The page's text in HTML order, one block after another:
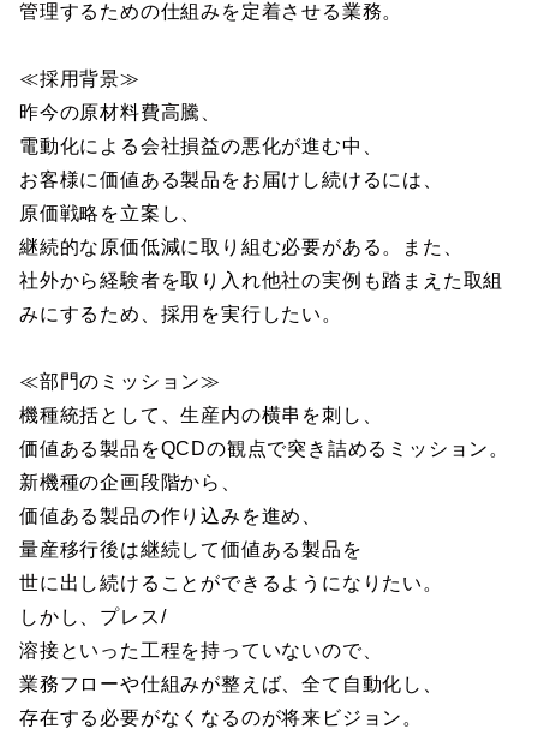
管理するための仕組みを定着させる業務。
≪採用背景≫
昨今の原材料費高騰、
電動化による会社損益の悪化が進む中、
お客様に価値ある製品をお届けし続けるには、
原価戦略を立案し、
継続的な原価低減に取り組む必要がある。また、
社外から経験者を取り入れ他社の実例も踏まえた取組
みにするため、採用を実行したい。
≪部門のミッション≫
機種統括として、生産内の横串を刺し、
価値ある製品をQCDの観点で突き詰めるミッション。
新機種の企画段階から、
価値ある製品の作り込みを進め、
量産移行後は継続して価値ある製品を
世に出し続けることができるようになりたい。
しかし、プレス/
溶接といった工程を持っていないので、
業務フローや仕組みが整えば、全て自動化し、
存在する必要がなくなるのが将来ビジョン。